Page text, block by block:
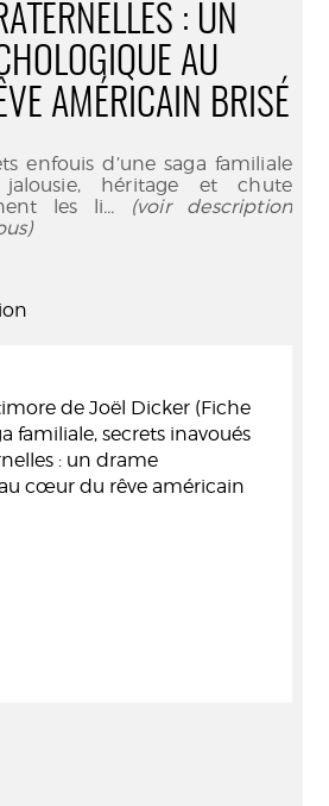
: UN
AU
AMÉRICAIN BRISÉ
enfouis d’une saga familiale
héritage et chute
les li... (voir description
de Joël Dicker (Fiche
familiale, secrets inavoués
: un drame
cœur du rêve américain